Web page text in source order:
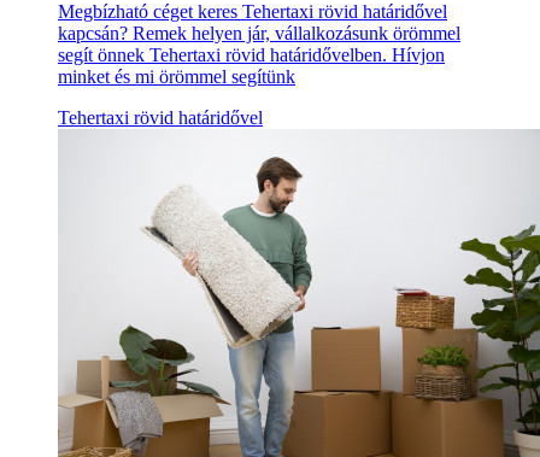
Megbízható céget keres Tehertaxi rövid határidővel
kapcsán? Remek helyen jár, vállalkozásunk örömmel
segít önnek Tehertaxi rövid határidővelben. Hívjon
minket és mi örömmel segítünk
Tehertaxi rövid határidővel